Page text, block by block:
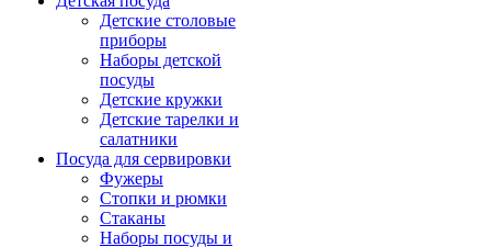
Детские столовые
приборы
Наборы детской
посуды
Детские кружки
Детские тарелки и
салатники
Посуда для сервировки
Фужеры
Стопки и рюмки
Стаканы
Наборы посуды и